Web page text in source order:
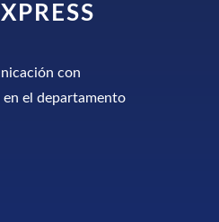
con
el departamento